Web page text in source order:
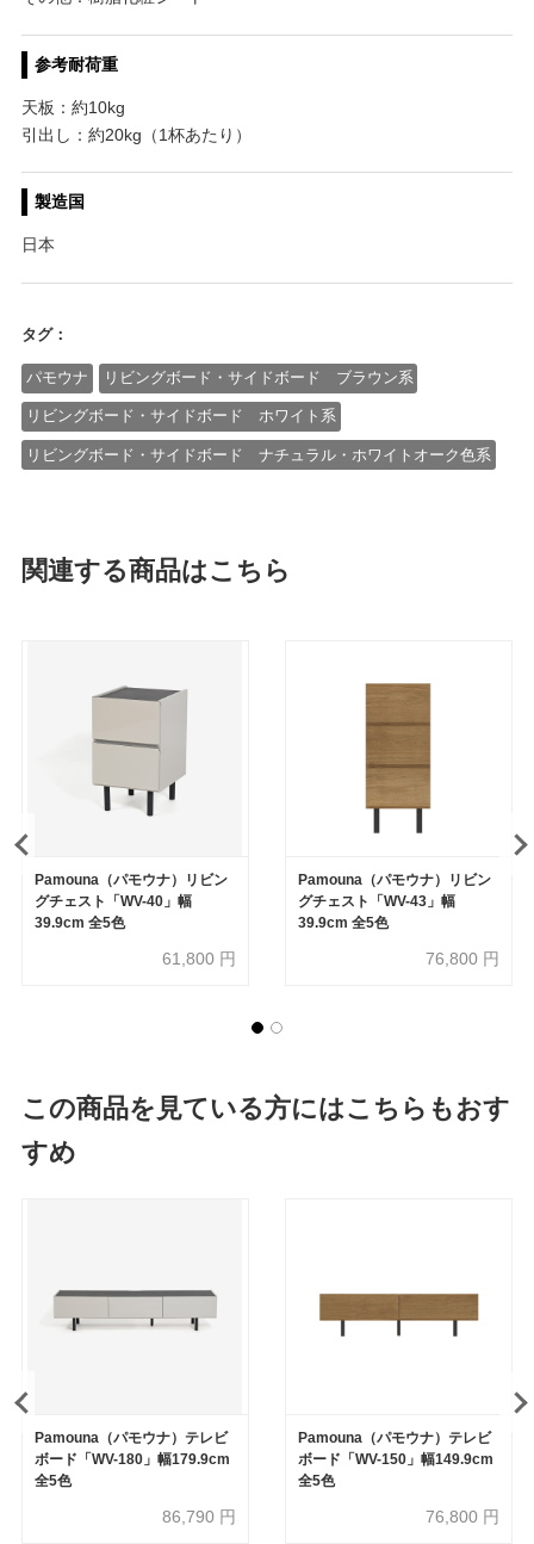
参考耐荷重
天板：約10kg
引出し：約20kg（1杯あたり）
製造国
日本
タグ：
パモウナ リビングボード・サイドボード ブラウン系
リビングボード・サイドボード ホワイト系
リビングボード・サイドボード ナチュラル・ホワイトオーク色系
関連する商品はこちら
Pamouna（パモウナ）リビン
グチェスト「WV-40」幅
39.9cm 全5色
61,800 円
Pamouna（パモウナ）リビン
グチェスト「WV-43」幅
39.9cm 全5色
76,800 円
この商品を見ている方にはこちらもおす
すめ
Pamouna（パモウナ）テレビ
ボード「WV-180」幅179.9cm
全5色
86,790 円
Pamouna（パモウナ）テレビ
ボード「WV-150」幅149.9cm
全5色
76,800 円